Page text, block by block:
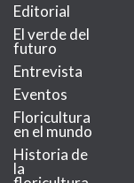
Editorial
El verde del
futuro
Entrevista
Eventos
Floricultura
en el mundo
Historia de
la